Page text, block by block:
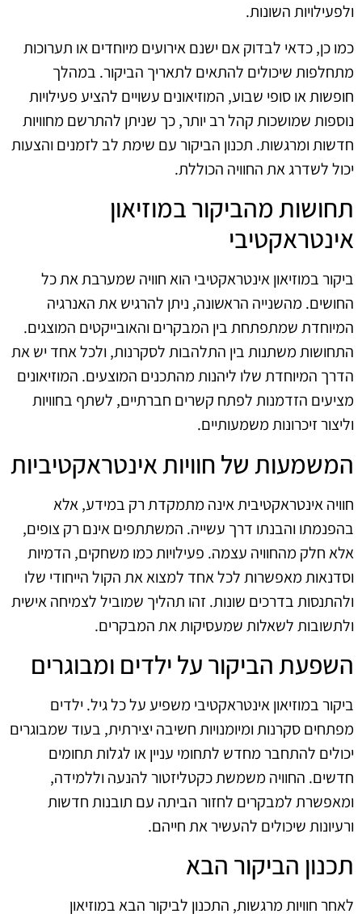
ולפעילויות השונות.
כמו כן, כדאי לבדוק אם ישנם אירועים מיוחדים או תערוכות
מתחלפות שיכולים להתאים לתאריך הביקור. במהלך
חופשות או סופי שבוע, המוזיאונים עשויים להציע פעילויות
נוספות שמושכות קהל רב יותר, כך שניתן להתרשם מחוויות
חדשות ומרגשות. תכנון הביקור עם שימת לב לזמנים והצעות
יכול לשדרג את החוויה הכוללת.
תחושות מהביקור במוזיאון
אינטראקטיבי
ביקור במוזיאון אינטראקטיבי הוא חוויה שמערבת את כל
החושים. מהשנייה הראשונה, ניתן להרגיש את האנרגיה
המיוחדת שמתפתחת בין המבקרים והאובייקטים המוצגים.
התחושות משתנות בין התלהבות לסקרנות, ולכל אחד יש את
הדרך המיוחדת שלו ליהנות מהתכנים המוצעים. המוזיאונים
מציעים הזדמנות לפתח קשרים חברתיים, לשתף בחוויות
וליצור זיכרונות משמעותיים.
המשמעות של חוויות אינטראקטיביות
חוויה אינטראקטיבית אינה מתמקדת רק במידע, אלא
בהפנמתו והבנתו דרך עשייה. המשתתפים אינם רק צופים,
אלא חלק מהחוויה עצמה. פעילויות כמו משחקים, הדמיות
וסדנאות מאפשרות לכל אחד למצוא את הקול הייחודי שלו
ולהתנסות בדרכים שונות. זהו תהליך שמוביל לצמיחה אישית
ולתשובות לשאלות שמעסיקות את המבקרים.
השפעת הביקור על ילדים ומבוגרים
ביקור במוזיאון אינטראקטיבי משפיע על כל גיל. ילדים
מפתחים סקרנות ומיומנויות חשיבה יצירתית, בעוד שמבוגרים
יכולים להתחבר מחדש לתחומי עניין או לגלות תחומים
חדשים. החוויה משמשת כקטליזטור להנעה וללמידה,
ומאפשרת למבקרים לחזור הביתה עם תובנות חדשות
ורעיונות שיכולים להעשיר את חייהם.
תכנון הביקור הבא
לאחר חוויות מרגשות, התכנון לביקור הבא במוזיאון